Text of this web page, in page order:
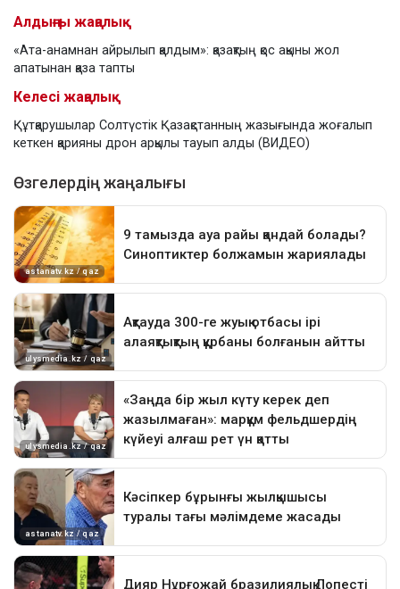
Алдыңғы жаңалық
«Ата-анамнан айрылып қалдым»: қазақтың қос ақыны жол
апатынан қаза тапты
Келесі жаңалық
Құтқарушылар Солтүстік Қазақстанның жазығында жоғалып
кеткен қарияны дрон арқылы тауып алды (ВИДЕО)